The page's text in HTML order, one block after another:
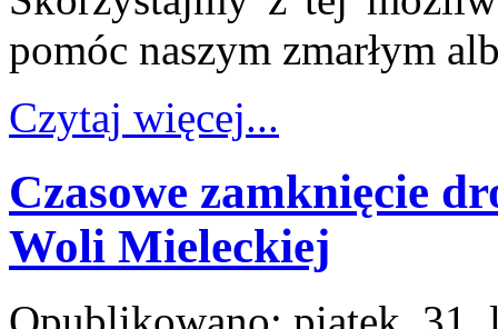
pomóc naszym zmarłym
Czytaj więcej...
Czasowe zamknięcie
Woli Mieleckiej